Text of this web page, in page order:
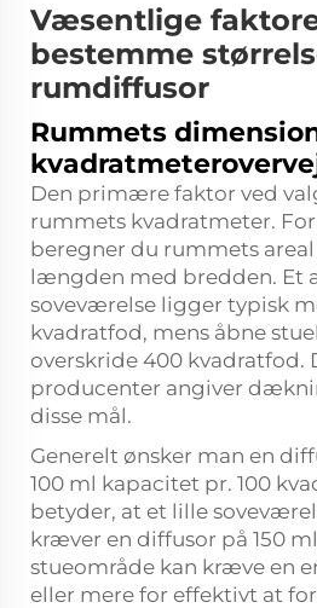
Væsentlige
bestemme
rumdiffusor
Rummets
Den primære faktor ved
rummets kvadratmeter.
beregner du rummets
længden med bredden. Et
soveværelse ligger typisk
kvadratfod, mens åbne
overskride 400 kvadratfod.
producenter angiver
disse mål.
Generelt ønsker man en
100 ml kapacitet pr. 100
betyder, at et lille
kræver en diffusor på 150
stueområde kan kræve en
eller mere for effektivt at